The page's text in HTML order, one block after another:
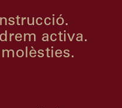
activa.